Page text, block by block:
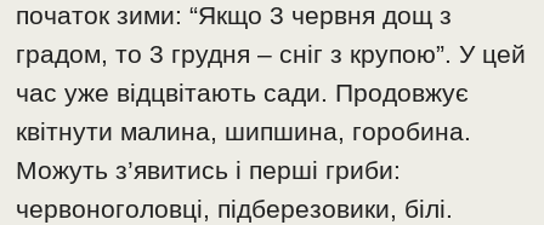
початок зими: “Якщо 3 червня дощ з
градом, то 3 грудня – сніг з крупою”. У цей
час уже відцвітають сади. Продовжує
квітнути малина, шипшина, горобина.
Можуть з’явитись і перші гриби:
червоноголовці, підберезовики, білі.